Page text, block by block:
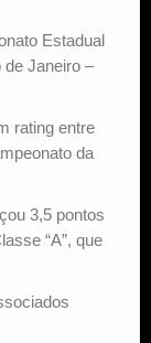
Estadual
de Janeiro –
rating entre
da
3,5 pontos
“A”, que